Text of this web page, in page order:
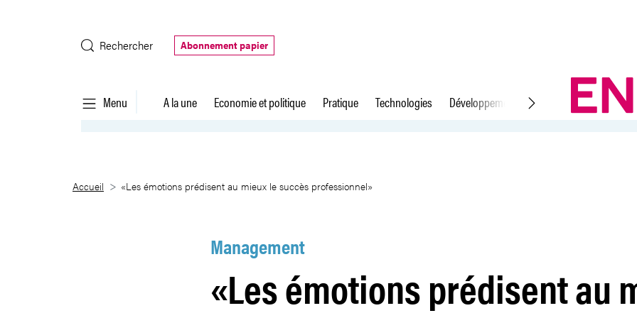
Rechercher
Abonnement papier
Menu A la une Economie et politique Pratique Technologies Développement durable Droit du travail
«Les émotions prédisent au mieux le succès professionnel»
Accueil «Les émotions prédisent au mieux le succès professionnel»
Management
«Les émotions prédisent au